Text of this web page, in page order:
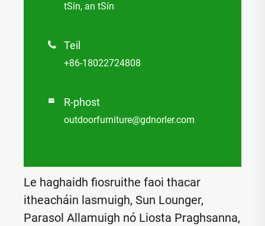
tSín, an tSín
 Teil
+86-18022724808
 R-phost
outdoorfurniture@gdnorler.com
Le haghaidh fiosruithe faoi thacar
itheacháin lasmuigh, Sun Lounger,
Parasol Allamuigh nó Liosta Praghsanna,